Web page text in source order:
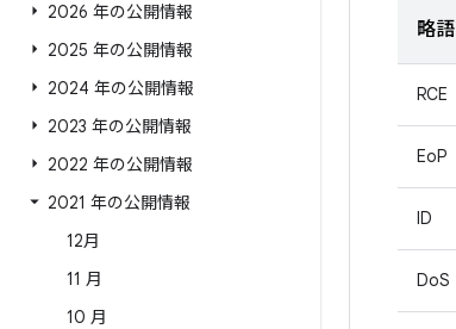
2026 年の公開情報
2025 年の公開情報
2024 年の公開情報
2023 年の公開情報
2022 年の公開情報
2021 年の公開情報
12月
11 月
10 月
略語
RCE
EoP
ID
DoS